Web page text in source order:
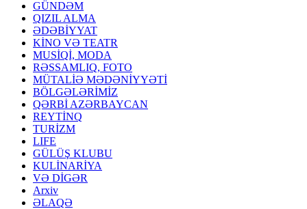
GÜNDƏM
QIZIL ALMA
ƏDƏBİYYAT
KİNO VƏ TEATR
MUSİQİ, MODA
RƏSSAMLIQ, FOTO
MÜTALİƏ MƏDƏNİYYƏTİ
BÖLGƏLƏRİMİZ
QƏRBİ AZƏRBAYCAN
REYTİNQ
TURİZM
LIFE
GÜLÜŞ KLUBU
KULİNARİYA
VƏ DİGƏR
Arxiv
ƏLAQƏ